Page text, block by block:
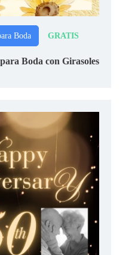
Boda GRATIS
Boda con Girasoles